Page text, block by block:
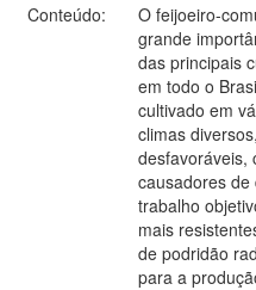
Conteúdo:
O feijoeiro-
grande
das principais
em todo o
cultivado em
climas
desfavoráveis,
causadores
trabalho
mais
de podridão
para a